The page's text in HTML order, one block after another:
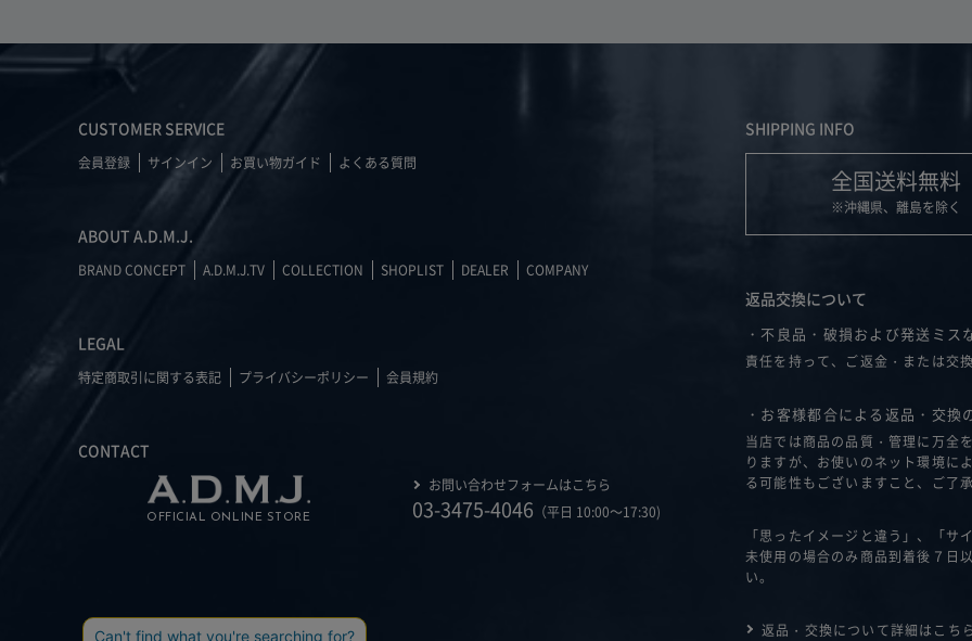
CUSTOMER SERVICE
会員登録 サインイン お買い物ガイド よくある質問
ABOUT A.D.M.J.
BRAND CONCEPT A.D.M.J.TV COLLECTION SHOPLIST DEALER COMPANY
LEGAL
特定商取引に関する表記 プライバシーポリシー 会員規約
CONTACT
OFFICIAL ONLINE STORE
お問い合わせフォームはこちら
03-3475-4046 （平日 10:00～17:30)
SHIPPING INFO
全国送料無料
※沖縄県、離島を除く
返品交換について
・不良品・破損および発送ミ
責任を持って、ご返金・または交
・お客様都合による返品・交換
当店では商品の品質・管理に万全
りますが、お使いのネット環境に
る可能性もございますこと、ご了
「思ったイメージと違う」、「
未使用の場合のみ商品到着後７日
い。
返品・交換について詳細はこち